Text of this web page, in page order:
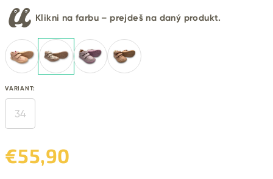
Klikni na farbu – prejdeš na daný produkt.
VARIANT:
34
€55,90